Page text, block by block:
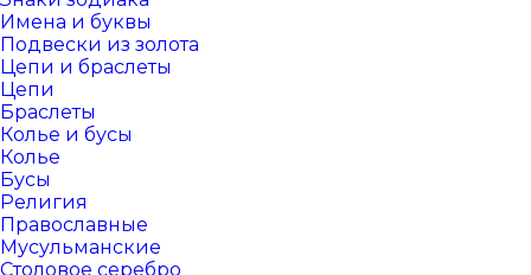
Имена и буквы
Подвески из золота
Цепи и браслеты
Цепи
Браслеты
Колье и бусы
Колье
Бусы
Религия
Православные
Мусульманские
Столовое серебро